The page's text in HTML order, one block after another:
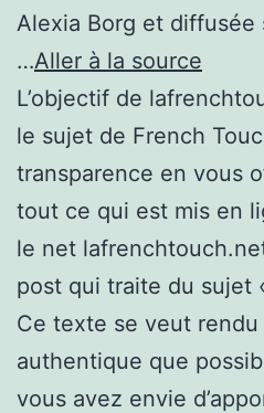
Alexia Borg et diffusée
…Aller à la source
L’objectif de
le sujet de French
transparence en vous
tout ce qui est mis en
le net
post qui traite du sujet
Ce texte se veut
authentique que
vous avez envie